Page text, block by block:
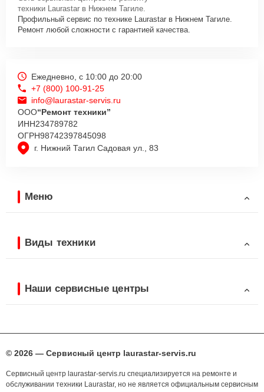
техники Laurastar в Нижнем Тагиле.
Профильный сервис по технике Laurastar в Нижнем Тагиле.
Ремонт любой сложности с гарантией качества.
г. Нижний Тагил Садовая ул., 83
Ежедневно, с 10:00 до 20:00
+7 (800) 100-91-25
info@laurastar-servis.ru
ООО“Ремонт техники”
ИНН234789782
ОГРН98742397845098
Меню
Виды техники
Наши сервисные центры
© 2026 — Сервисный центр laurastar-servis.ru
Сервисный центр laurastar-servis.ru специализируется на ремонте и
обслуживании техники Laurastar, но не является официальным сервисным